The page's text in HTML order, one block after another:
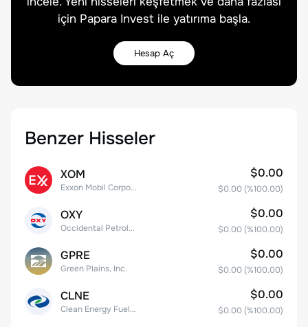
için Papara Invest ile yatırıma başla.
Hesap Aç
Benzer Hisseler
XOM
Exxon Mobil Corporation
$0.00
$0.00 (%100.00)
OXY
Occidental Petroleum Corporation
$0.00
$0.00 (%100.00)
GPRE
Green Plains, Inc.
$0.00
$0.00 (%100.00)
CLNE
Clean Energy Fuels Corp.
$0.00
$0.00 (%100.00)